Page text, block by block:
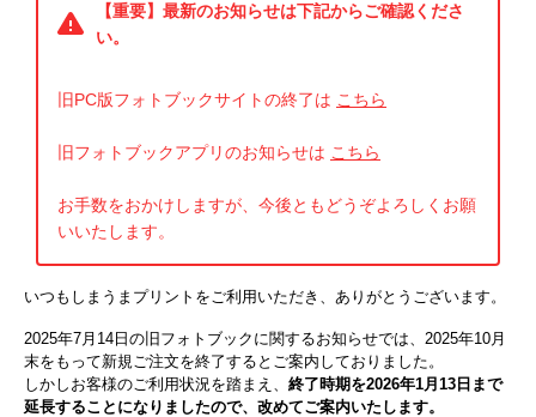
【重要】最新のお知らせは下記からご確認くださ
い。
旧PC版フォトブックサイトの終了は こちら
旧フォトブックアプリのお知らせは こちら
お手数をおかけしますが、今後ともどうぞよろしくお願
いいたします。
いつもしまうまプリントをご利用いただき、ありがとうございます。
2025年7月14日の旧フォトブックに関するお知らせでは、2025年10月
末をもって新規ご注文を終了するとご案内しておりました。
しかしお客様のご利用状況を踏まえ、 終了時期を2026年1月13日まで
延長することになりましたので、改めてご案内いたします。